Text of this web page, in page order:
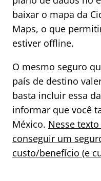
baixar o mapa da
Maps, o que
estiver offline.
O mesmo seguro
país de destino
basta incluir essa
informar que você
México. Nesse
conseguir um
custo/benefício (e